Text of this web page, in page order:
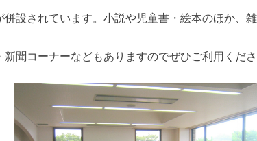
設されています。小説や児童書・絵本のほか、
聞コーナーなどもありますのでぜひご利用くだ